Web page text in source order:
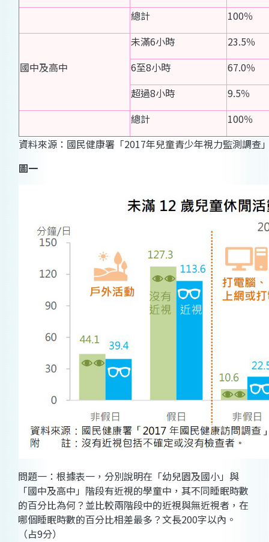
總計
100％
國中及高中
未滿6小時
23.5％
6至8小時
67.0％
超過8小時
9.5％
總計
100％
資料來源：國民健康署「2017年兒童青少年視力監測調查
圖一
問題一：根據表一，分別說明在「幼兒園及國小」與
「國中及高中」階段有近視的學童中，其不同睡眠時數
的百分比為何？並比較兩階段中的近視與無近視者，在
哪個睡眠時數的百分比相差最多？文長200字以內。
（占9分）